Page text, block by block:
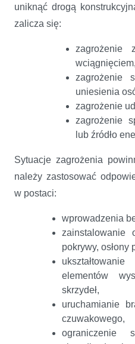
uniknąć drogą
zalicza się:
zagrożenie
wciągnięciem,
zagrożenie
uniesienia
zagrożenie
zagrożenie
lub źródło
Sytuacje zagrożenia
należy zastosować
w postaci:
wprowadzenia
zainstalowanie
pokrywy, osłony
elementów
skrzydeł,
uruchamianie
czuwakowego,
ograniczenie